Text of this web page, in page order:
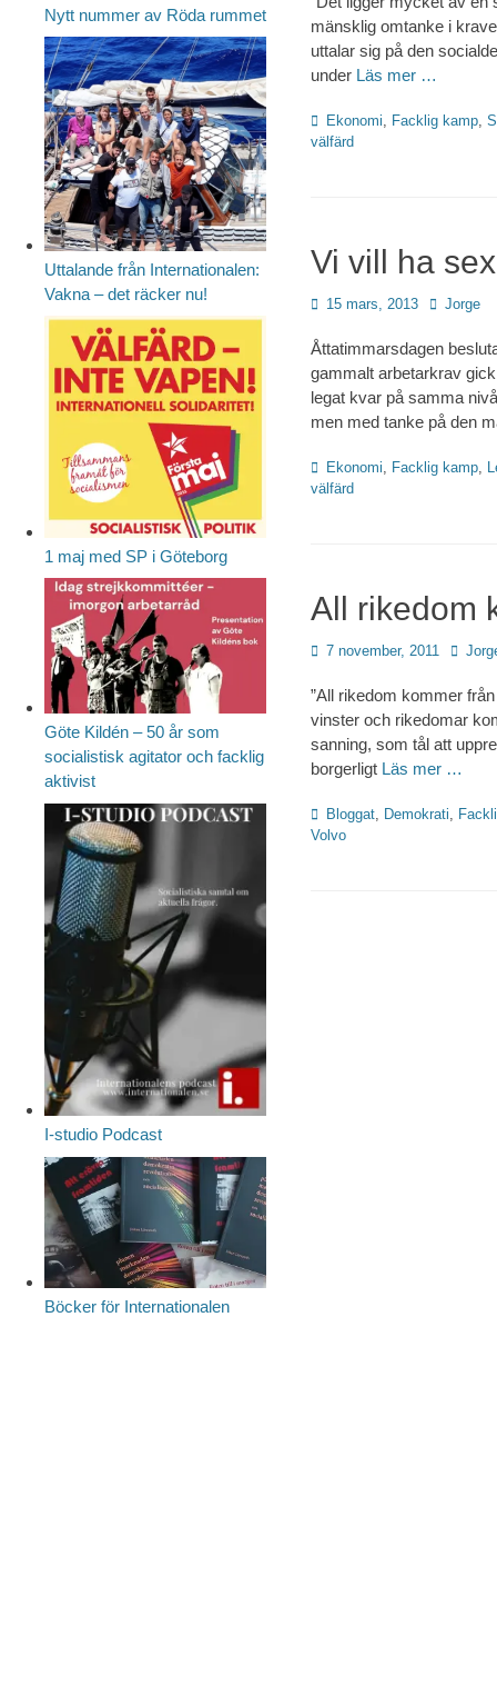
mänsklig omtanke i
uttalar sig på den
under Läs mer …
Kategorier
Ekonomi, Facklig kamp,
välfärd
Vi vill ha
Publicerad
15 mars, 2013 Författare
Jorge
Åttatimmarsdagen
gammalt arbetarkrav
legat kvar på samma
men med tanke på den
Kategorier
Ekonomi, Facklig kamp,
välfärd
All rikedom
Publicerad
7 november, 2011
”All rikedom kommer
vinster och rikedomar
sanning, som tål att
borgerligt Läs mer …
Kategorier
Bloggat, Demokrati,
Volvo
Nytt nummer av Röda rummet
Uttalande från Internationalen:
Vakna – det räcker nu!
1 maj med SP i Göteborg
Göte Kildén – 50 år som
socialistisk agitator och facklig
aktivist
I-studio Podcast
Böcker för Internationalen